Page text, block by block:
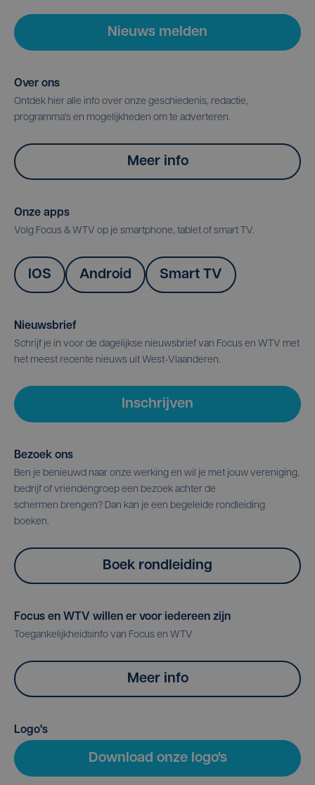
Nieuws melden
Over ons
Ontdek hier alle info over onze geschiedenis, redactie,
programma's en mogelijkheden om te adverteren.
Meer info
Onze apps
Volg Focus & WTV op je smartphone, tablet of smart TV.
IOS Android Smart TV
Nieuwsbrief
Schrijf je in voor de dagelijkse nieuwsbrief van Focus en WTV met
het meest recente nieuws uit West-Vlaanderen.
Inschrijven
Bezoek ons
Ben je benieuwd naar onze werking en wil je met jouw vereniging,
bedrijf of vriendengroep een bezoek achter de
schermen brengen? Dan kan je een begeleide rondleiding
boeken.
Boek rondleiding
Focus en WTV willen er voor iedereen zijn
Toegankelijkheidsinfo van Focus en WTV
Meer info
Logo's
Download onze logo's